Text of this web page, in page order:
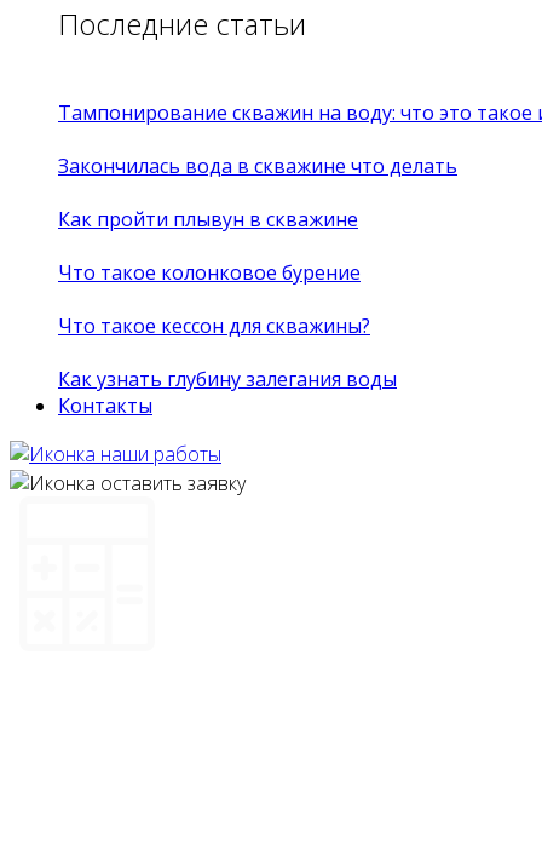
Последние статьи
Тампонирование скважин на воду: что это такое
Закончилась вода в скважине что делать
Как пройти плывун в скважине
Что такое колонковое бурение
Что такое кессон для скважины?
Как узнать глубину залегания воды
Контакты